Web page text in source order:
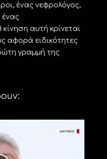
ένας νεφρολόγος,
ένας
αυτή κρίνεται
αφορά ειδικότητες
γραμμή της